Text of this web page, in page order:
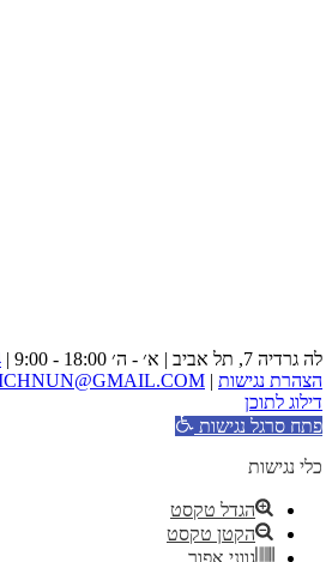
לה גרדיה 7, תל אביב | א׳ - ה׳ 18:00 - 9:00 |
הצהרת נגישות |
דילוג לתוכן
פתח סרגל נגישות
כלי נגישות
הגדל טקסט
הקטן טקסט
גווני אפור